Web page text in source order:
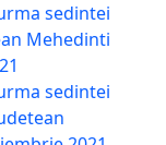
sedintei
Mehedinti
sedintei